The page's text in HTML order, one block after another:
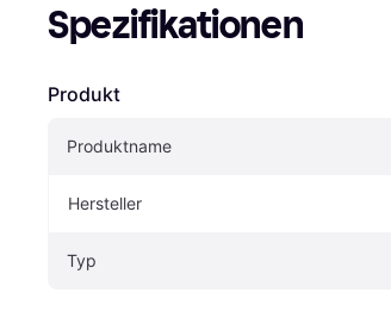
Spezifikationen
Produkt
Produktname
Hersteller
Typ